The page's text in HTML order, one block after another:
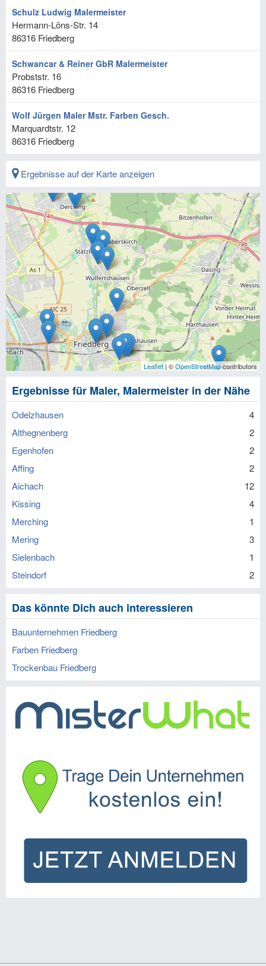
Schulz Ludwig Malermeister
Hermann-Löns-Str. 14
86316 Friedberg
Schwancar & Reiner GbR Malermeister
Probststr. 16
86316 Friedberg
Wolf Jürgen Maler Mstr. Farben Gesch.
Marquardtstr. 12
86316 Friedberg
Ergebnisse auf der Karte anzeigen
Leaflet | ©OpenStreetMapcontributors
Ergebnisse für Maler, Malermeister in der Nähe
Odelzhausen
4
Althegnenberg
2
Egenhofen
2
Affing
2
Aichach
12
Kissing
4
Merching
1
Mering
3
Sielenbach
1
Steindorf
2
Das könnte Dich auch interessieren
Bauunternehmen Friedberg
Farben Friedberg
Trockenbau Friedberg